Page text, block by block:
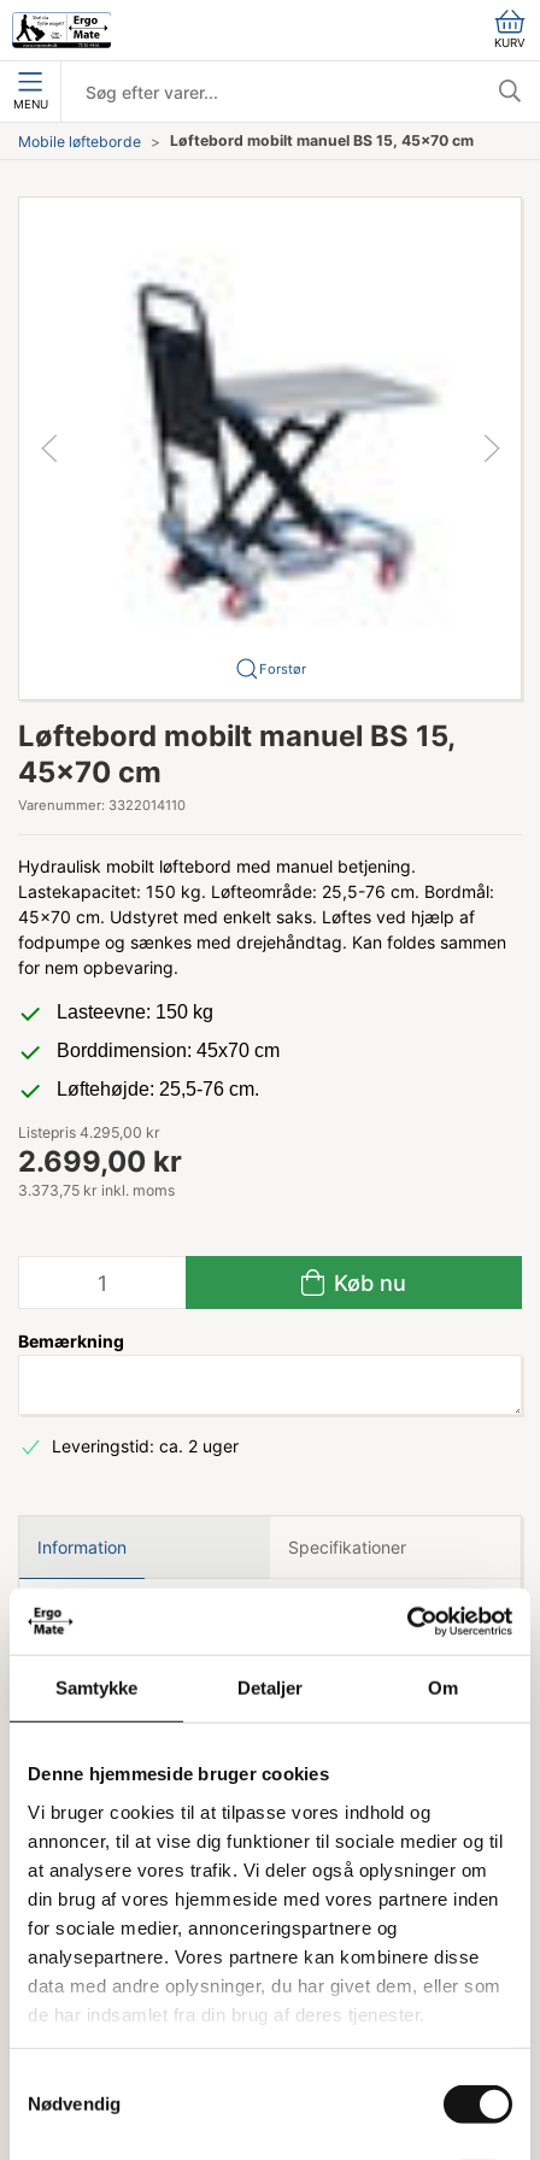
Samtykke Detaljer Om
Denne hjemmeside bruger cookies
Vi bruger cookies til at tilpasse vores indhold og
annoncer, til at vise dig funktioner til sociale medier og til
at analysere vores trafik. Vi deler også oplysninger om
din brug af vores hjemmeside med vores partnere inden
for sociale medier, annonceringspartnere og
analysepartnere. Vores partnere kan kombinere disse
data med andre oplysninger, du har givet dem, eller som
de har indsamlet fra din brug af deres tjenester.
Nødvendig
KURV
MENU
Mobile løfteborde Løftebord mobilt manuel BS 15, 45x70 cm
Forstør
Løftebord mobilt manuel BS 15,
45x70 cm
Varenummer: 3322014110
Hydraulisk mobilt løftebord med manuel betjening.
Lastekapacitet: 150 kg. Løfteområde: 25,5-76 cm. Bordmål:
45x70 cm. Udstyret med enkelt saks. Løftes ved hjælp af
fodpumpe og sænkes med drejehåndtag. Kan foldes sammen
for nem opbevaring.
Lasteevne: 150 kg
Borddimension: 45x70 cm
Løftehøjde: 25,5-76 cm.
Listepris 4.295,00 kr
2.699,00 kr
3.373,75 kr inkl. moms
Køb nu
Bemærkning
Leveringstid: ca. 2 uger
Information Specifikationer
Manuelt mobilt løftebord
Dette manuelle mobile løftebord er hydraulisk og
typer arbejde og fungerer godt i industri, lager og
Fleksibelt løfteredskab
Løftebordet er kendt for sin pålidelige
konstruktion og lange levetid. Det er et fleksibelt
løfteredskab, der kan bruges til mange forskellige
opgaver. Med en lasteevne på 150 kg og en
løftehøjde fra 25,5 til 76 cm, kan det håndtere en
bred vifte af løfteopgaver.
Godkendt og driftsikker